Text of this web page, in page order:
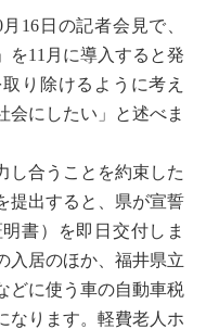
16日の記者会見で、
を11月に導入すると発
り除けるように考え
会にしたい」と述べま
し合うことを約束した
提出すると、県が宣誓
書）を即日交付しま
入居のほか、福井県立
どに使う車の自動車税
なります。軽費老人ホ